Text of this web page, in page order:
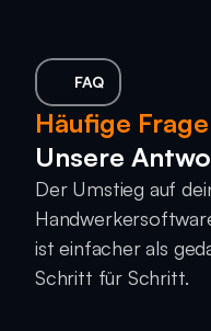
FAQ
Häufige
Unsere
Der Umstieg auf
ist einfacher als
Schritt für Schritt.